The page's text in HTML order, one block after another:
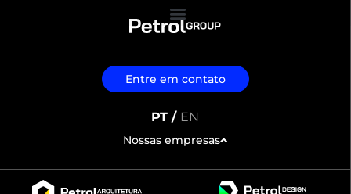
Entre em contato
PT / EN
Nossas empresas